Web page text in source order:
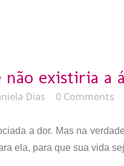
não existiria a
Dias 0 Comments
a dor. Mas na
ela, para que sua vida